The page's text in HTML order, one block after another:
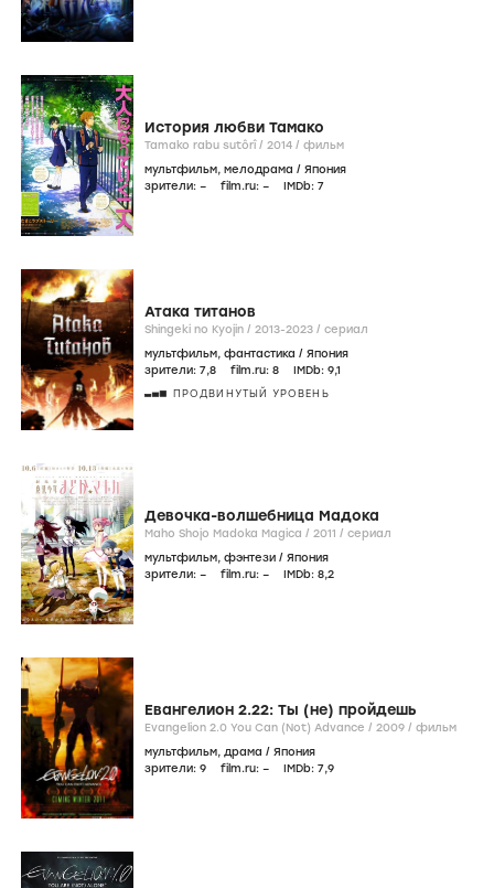
История любви Тамако
Tamako rabu sutôrî / 2014 / фильм
мультфильм, мелодрама / Япония
зрители: – film.ru: – IMDb: 7
Атака титанов
Shingeki no Kyojin / 2013-2023 / сериал
мультфильм, фантастика / Япония
зрители: 7,8 film.ru: 8 IMDb: 9,1
ПРОДВИНУТЫЙ УРОВЕНЬ
Девочка-волшебница Мадока
Maho Shojo Madoka Magica / 2011 / сериал
мультфильм, фэнтези / Япония
зрители: – film.ru: – IMDb: 8,2
Евангелион 2.22: Ты (не) пройдешь
Evangelion 2.0 You Can (Not) Advance / 2009 / фильм
мультфильм, драма / Япония
зрители: 9 film.ru: – IMDb: 7,9